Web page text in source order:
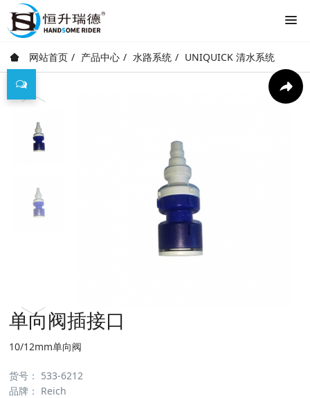
网站首页 产品中心 水路系统 UNIQUICK 清水系统
单向阀插接口
10/12mm单向阀
货号 ： 533-6212
品牌 ： Reich